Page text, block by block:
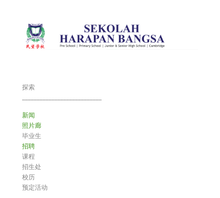
探索
新闻
照片廊
毕业生
招聘
课程
招生处
校历
预定活动